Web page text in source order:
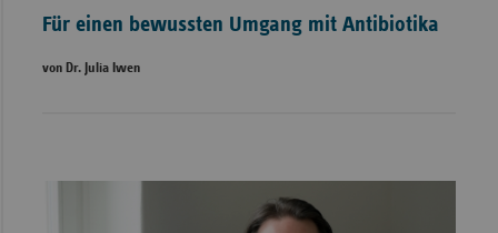
Für einen bewussten Umgang mit Antibiotika
von Dr. Julia Iwen